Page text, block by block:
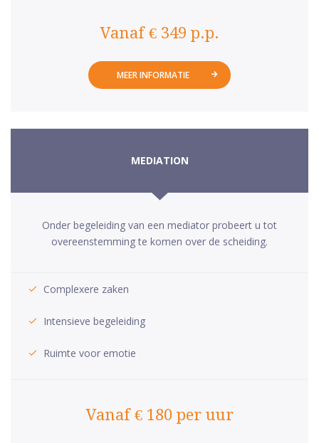
Vanaf € 349 p.p.
MEER INFORMATIE
MEDIATION
Onder begeleiding van een mediator probeert u tot
overeenstemming te komen over de scheiding.
Complexere zaken
Intensieve begeleiding
Ruimte voor emotie
Vanaf € 180 per uur